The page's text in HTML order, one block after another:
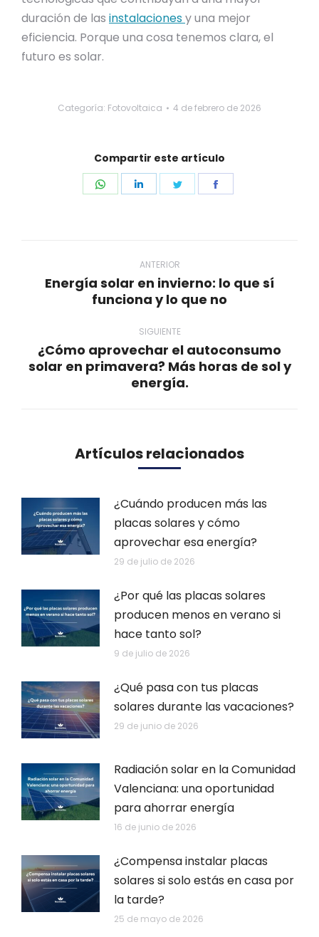
duración de las instalacionesy una mejor
eficiencia. Porque una cosa tenemos clara, el
futuro es solar.
Categoría: Fotovoltaica 4 de febrero de 2026
Compartir este artículo
Share
Share
Share
publicaciones
ANTERIOR
Publicación
anterior:
Energía solar en invierno: lo que sí
funciona y lo que no
SIGUIENTE
Publicación
siguiente:
¿Cómo aprovechar el autoconsumo
solar en primavera? Más horas de sol y
energía.
Artículos relacionados
¿Cuándo producen más las
placas solares y cómo
aprovechar esa energía?
29 de julio de 2026
¿Por qué las placas solares
producen menos en verano si
hace tanto sol?
9 de julio de 2026
¿Qué pasa con tus placas
solares durante las vacaciones?
29 de junio de 2026
Radiación solar en la Comunidad
Valenciana: una oportunidad
para ahorrar energía
16 de junio de 2026
¿Compensa instalar placas
solares si solo estás en casa por
la tarde?
25 de mayo de 2026